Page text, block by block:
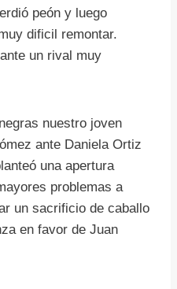
peón y luego
dificil remontar.
un rival muy
nuestro joven
ante Daniela Ortiz
una apertura
problemas a
un sacrificio de caballo
en favor de Juan